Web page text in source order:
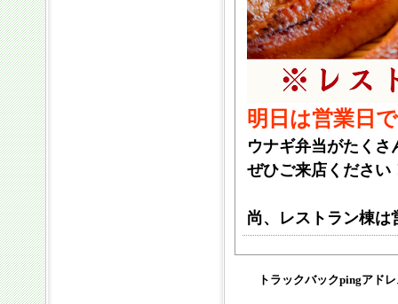
明日は営業日
ウナギ弁当がたく
ぜひご来店ください
尚、レストラン棟は
トラックバックpingアド